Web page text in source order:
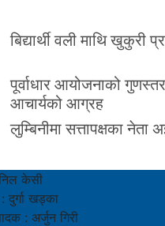
बिद्यार्थी वली माथि खुकुरी
पूर्वाधार आयोजनाको
आचार्यको आग्रह
लुम्बिनीमा सत्तापक्षका नेता
केसी
दुर्गा खड्का
: अर्जुन गिरी